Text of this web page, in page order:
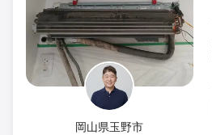
岡山県玉野市